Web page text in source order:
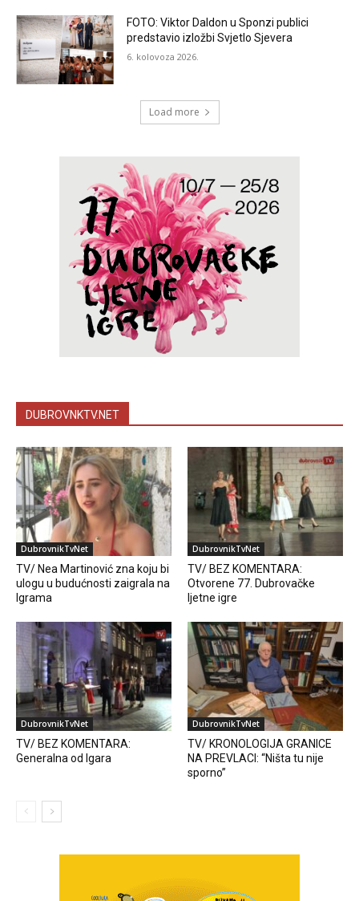
FOTO: Viktor Daldon u Sponzi publici
predstavio izložbi Svjetlo Sjevera
6. kolovoza 2026.
Load more
DUBROVNKTV.NET
DubrovnikTvNet
TV/ Nea Martinović zna koju bi
ulogu u budućnosti zaigrala na
Igrama
DubrovnikTvNet
TV/ BEZ KOMENTARA:
Otvorene 77. Dubrovačke
ljetne igre
DubrovnikTvNet
TV/ BEZ KOMENTARA:
Generalna od Igara
DubrovnikTvNet
TV/ KRONOLOGIJA GRANICE
NA PREVLACI: “Ništa tu nije
sporno”